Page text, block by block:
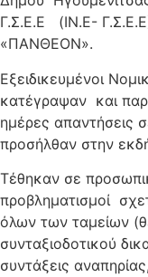
Γ.Σ.Ε.Ε (ΙΝ.Ε-
«ΠΑΝΘΕΟΝ».
Εξειδικευμένοι
κατέγραψαν και
ημέρες απαντήσεις
προσήλθαν στην
Τέθηκαν σε
προβληματισμοί
όλων των ταμείων
συνταξιοδοτικού
συντάξεις